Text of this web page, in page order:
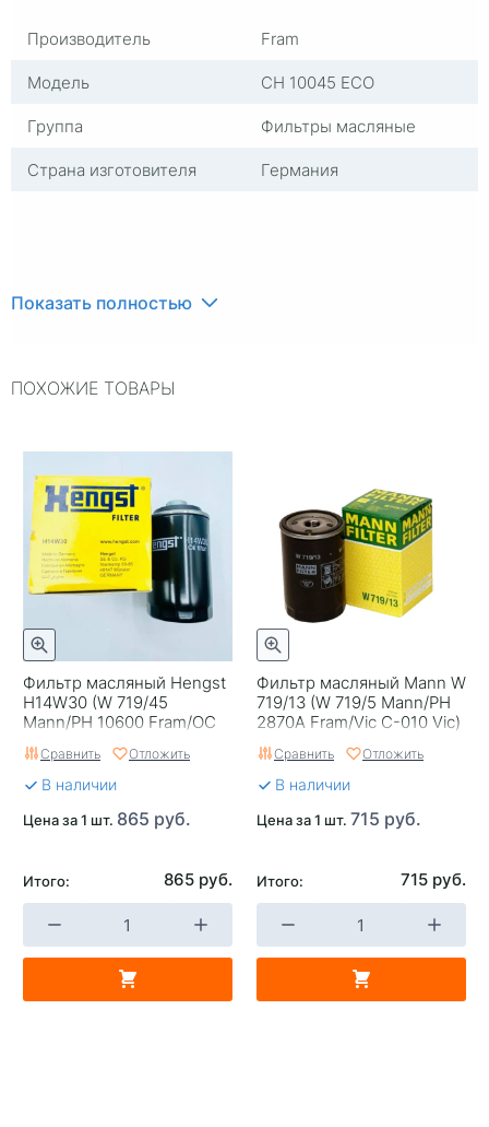
Производитель
Fram
Модель
CH 10045 ECO
Группа
Фильтры масляные
Страна изготовителя
Германия
Показать полностью
ПОХОЖИЕ ТОВАРЫ
Фильтр масляный Hengst
H14W30 (W 719/45
Mann/PH 10600 Fram/OC
456 Knecht/Haval
GW4C20)
Сравнить Отложить
В наличии
Цена за 1 шт. 865 руб.
Итого: 865 руб.
Фильтр масляный Mann W
719/13 (W 719/5 Mann/PH
2870A Fram/Vic C-010 Vic)
Сравнить Отложить
В наличии
Цена за 1 шт. 715 руб.
Итого: 715 руб.